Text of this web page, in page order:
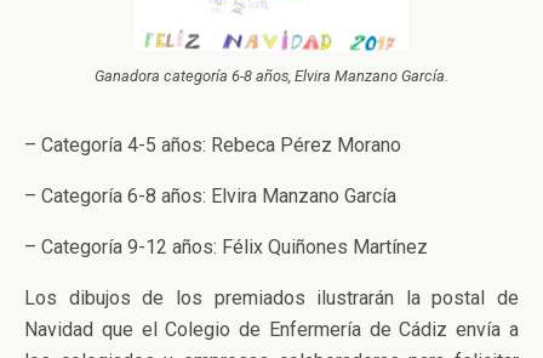
Ganadora categoría 6-8 años, Elvira Manzano García.
– Categoría 4-5 años: Rebeca Pérez Morano
– Categoría 6-8 años: Elvira Manzano García
– Categoría 9-12 años: Félix Quiñones Martínez
Los dibujos de los premiados ilustrarán la postal de
Navidad que el Colegio de Enfermería de Cádiz envía a